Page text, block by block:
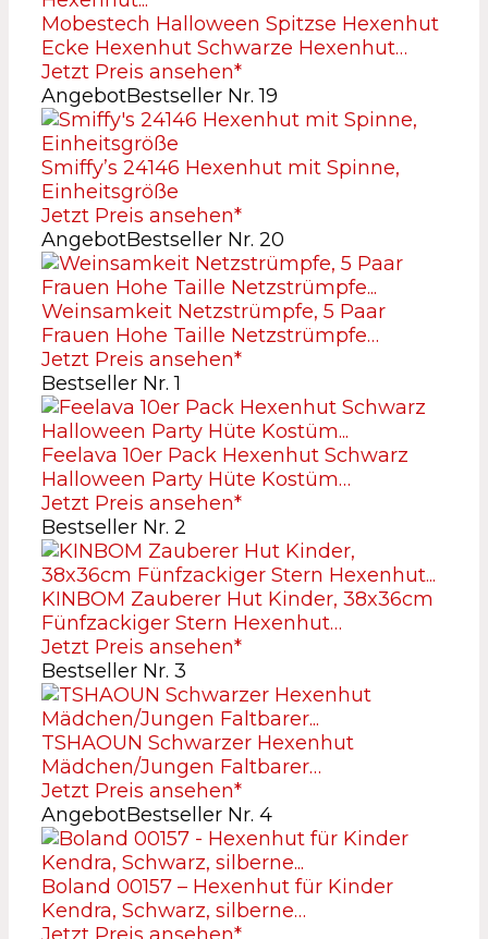
Mobestech Halloween Spitzse Hexenhut
Ecke Hexenhut Schwarze Hexenhut…
Jetzt Preis ansehen*
AngebotBestseller Nr. 19
Smiffy’s 24146 Hexenhut mit Spinne,
Einheitsgröße
Jetzt Preis ansehen*
AngebotBestseller Nr. 20
Weinsamkeit Netzstrümpfe, 5 Paar
Frauen Hohe Taille Netzstrümpfe…
Jetzt Preis ansehen*
Bestseller Nr. 1
Feelava 10er Pack Hexenhut Schwarz
Halloween Party Hüte Kostüm…
Jetzt Preis ansehen*
Bestseller Nr. 2
KINBOM Zauberer Hut Kinder, 38x36cm
Fünfzackiger Stern Hexenhut…
Jetzt Preis ansehen*
Bestseller Nr. 3
TSHAOUN Schwarzer Hexenhut
Mädchen/Jungen Faltbarer…
Jetzt Preis ansehen*
AngebotBestseller Nr. 4
Boland 00157 – Hexenhut für Kinder
Kendra, Schwarz, silberne…